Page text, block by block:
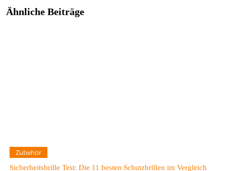
Ähnliche Beiträge
Zubehör
Sicherheitsbrille Test: Die 11 besten Schutzbrillen im Vergleich